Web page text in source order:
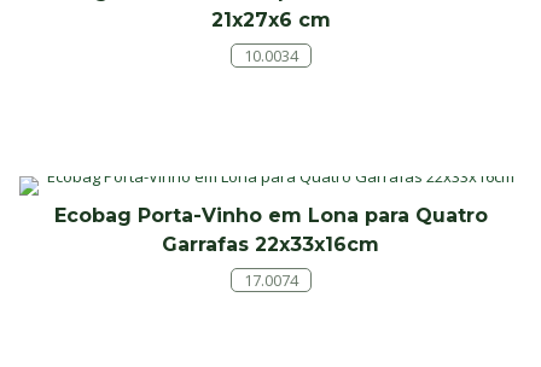
21x27x6 cm
10.0034
Ecobag Porta-Vinho em Lona para Quatro
Garrafas 22x33x16cm
17.0074